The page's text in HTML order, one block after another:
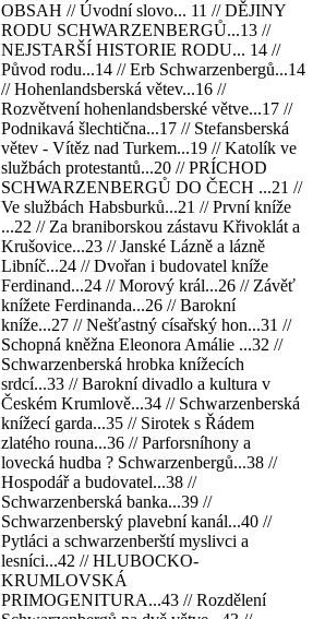
OBSAH // Úvodní slovo... 11 // DĚJINY
RODU SCHWARZENBERGŮ...13 //
NEJSTARŠÍ HISTORIE RODU... 14 //
Původ rodu...14 // Erb Schwarzenbergů...14
// Hohenlandsberská větev...16 //
Rozvětvení hohenlandsberské větve...17 //
Podnikavá šlechtična...17 // Stefansberská
větev - Vítěz nad Turkem...19 // Katolík ve
službách protestantů...20 // PRÍCHOD
SCHWARZENBERGŮ DO ČECH ...21 //
Ve službách Habsburků...21 // První kníže
...22 // Za braniborskou zástavu Křivoklát a
Krušovice...23 // Janské Lázně a lázně
Libníč...24 // Dvořan i budovatel kníže
Ferdinand...24 // Morový král...26 // Závěť
knížete Ferdinanda...26 // Barokní
kníže...27 // Nešťastný císařský hon...31 //
Schopná kněžna Eleonora Amálie ...32 //
Schwarzenberská hrobka knížecích
srdcí...33 // Barokní divadlo a kultura v
Českém Krumlově...34 // Schwarzenberská
knížecí garda...35 // Sirotek s Řádem
zlatého rouna...36 // Parforsníhony a
lovecká hudba ? Schwarzenbergů...38 //
Hospodář a budovatel...38 //
Schwarzenberská banka...39 //
Schwarzenberský plavební kanál...40 //
Pytláci a schwarzenberští myslivci a
lesníci...42 // HLUBOCKO-
KRUMLOVSKÁ
PRIMOGENITURA...43 // Rozdělení